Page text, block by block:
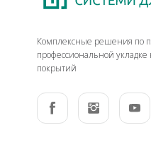
Комплексные решения по
профессиональной
покрытий